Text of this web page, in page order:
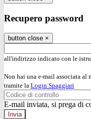
Recupero password
button close ×
all'indirizzo indicato con le
Non hai una e-mail associata al
tramite la Login Spaggiari
E-mail inviata, si prega di